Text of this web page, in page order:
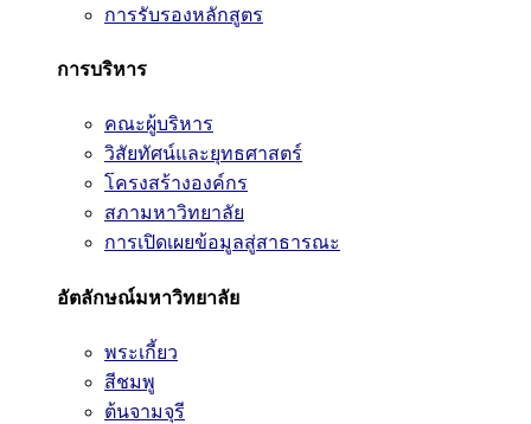
การรับรองหลักสูตร
การบริหาร
คณะผู้บริหาร
วิสัยทัศน์และยุทธศาสตร์
โครงสร้างองค์กร
สภามหาวิทยาลัย
การเปิดเผยข้อมูลสู่สาธารณะ
อัตลักษณ์มหาวิทยาลัย
พระเกี้ยว
สีชมพู
ต้นจามจุรี